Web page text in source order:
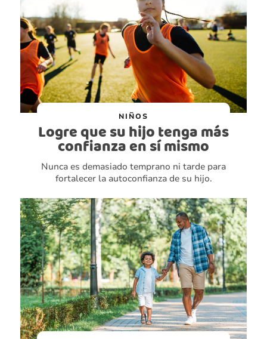
NIÑOS
Logre que su hijo tenga más
confianza en sí mismo
Nunca es demasiado temprano ni tarde para
fortalecer la autoconfianza de su hijo.